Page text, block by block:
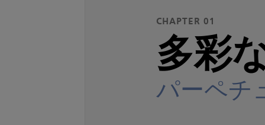
CHAPTER 01
多彩
パーペチ